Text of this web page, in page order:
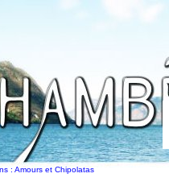
: Amours et Chipolatas